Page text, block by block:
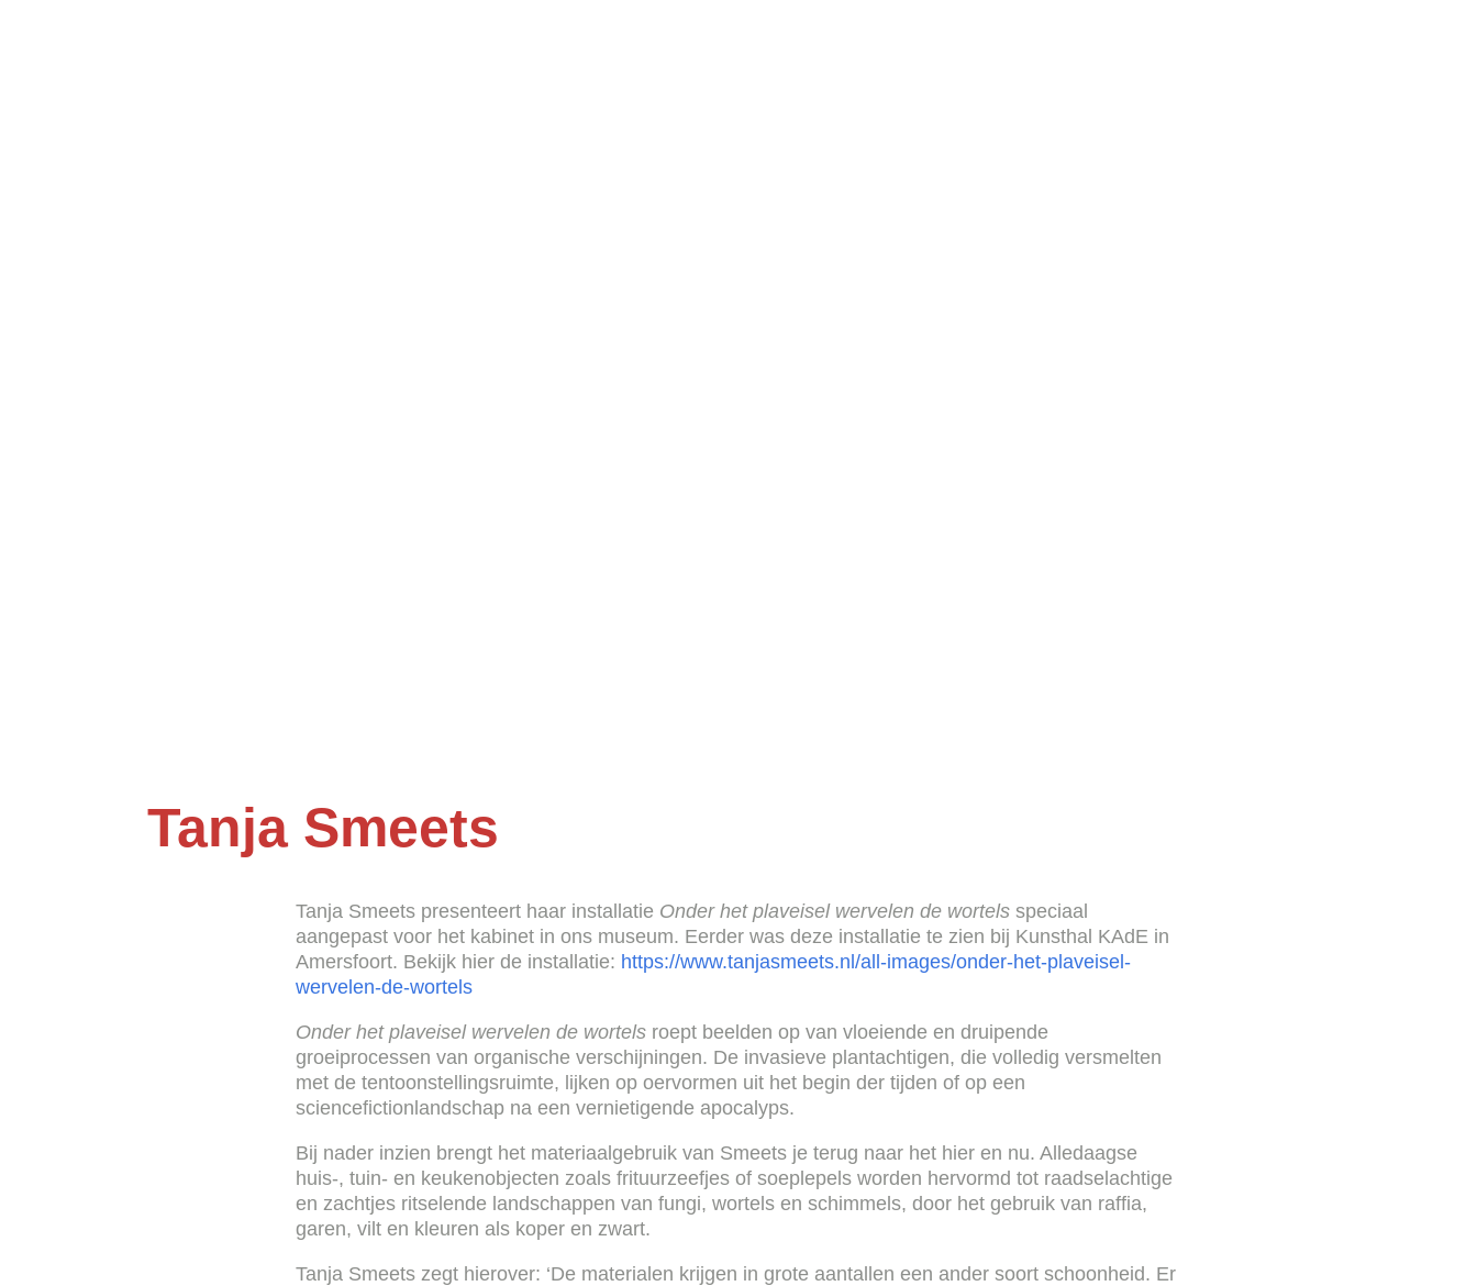
Tanja Smeets
Tanja Smeets presenteert haar installatie Onder het plaveisel wervelen de wortelsspeciaal
aangepast voor het kabinet in ons museum. Eerder was deze installatie te zien bij Kunsthal KAdE in
Amersfoort. Bekijk hier de installatie: https://www.tanjasmeets.nl/all-images/onder-het-plaveisel-
wervelen-de-wortels
Onder het plaveisel wervelen de wortelsroept beelden op van vloeiende en druipende
groeiprocessen van organische verschijningen. De invasieve plantachtigen, die volledig versmelten
met de tentoonstellingsruimte, lijken op oervormen uit het begin der tijden of op een
sciencefictionlandschap na een vernietigende apocalyps.
Bij nader inzien brengt het materiaalgebruik van Smeets je terug naar het hier en nu. Alledaagse
huis-, tuin- en keukenobjecten zoals frituurzeefjes of soeplepels worden hervormd tot raadselachtige
en zachtjes ritselende landschappen van fungi, wortels en schimmels, door het gebruik van raffia,
garen, vilt en kleuren als koper en zwart.
Tanja Smeets zegt hierover: ‘De materialen krijgen in grote aantallen een ander soort schoonheid. Er